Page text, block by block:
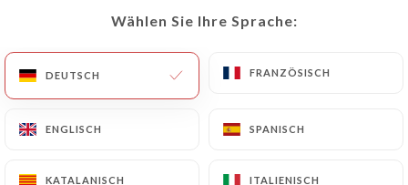
Wählen Sie Ihre Sprache:
DEUTSCH FRANZÖSISCH
ENGLISCH SPANISCH
KATALANISCH ITALIENISCH
Wählen Sie Ihre Sprache:
DEUTSCH FRANZÖSISCH
ENGLISCH SPANISCH
KATALANISCH ITALIENISCH